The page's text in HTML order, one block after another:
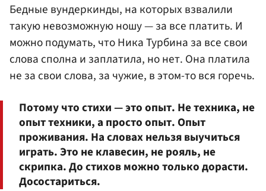
Бедные вундеркинды, на которых взвалили
такую невозможную ношу — за все платить. И
можно подумать, что Ника Турбина за все свои
слова сполна и заплатила, но нет. Она платила
не за свои слова, за чужие, в этом-то вся горечь.
Потому что стихи — это опыт. Не техника, не
опыт техники, а просто опыт. Опыт
проживания. На словах нельзя выучиться
играть. Это не клавесин, не рояль, не
скрипка. До стихов можно только дорасти.
Досостариться.